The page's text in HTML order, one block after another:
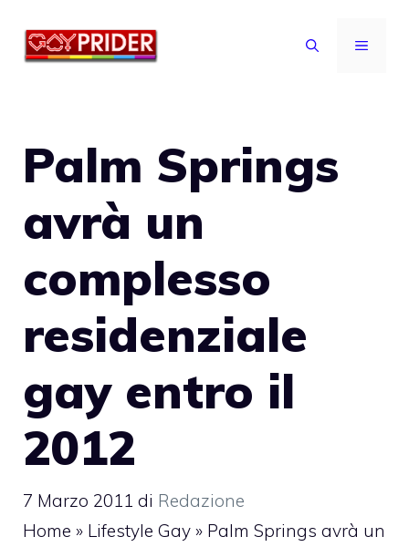
MENU
Palm Springs
avrà un
complesso
residenziale
gay entro il
2012
7 Marzo 2011 di Redazione
Home » Lifestyle Gay » Palm Springs avrà un